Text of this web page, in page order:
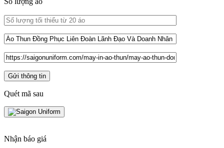
Quét mã sau
Nhận báo giá